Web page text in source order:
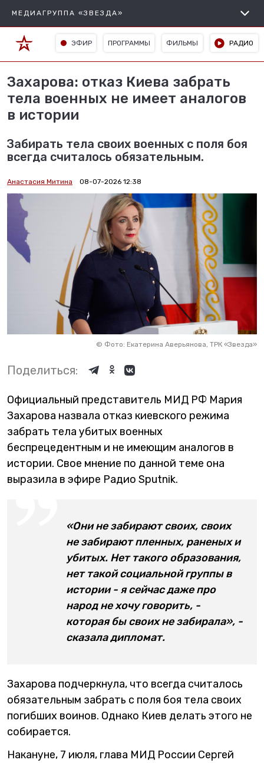
МЕДИАГРУППА «ЗВЕЗДА»
ЭФИР ПРОГРАММЫ ФИЛЬМЫ РАДИО
Захарова: отказ Киева забрать
тела военных не имеет аналогов
в истории
Забирать тела своих военных с поля боя
всегда считалось обязательным.
Анастасия Митина 08-07-2026 12:38
© Фото: Екатерина Аверьянова, ТРК «Звезда»
Поделиться:
Официальный представитель МИД РФ Мария
Захарова назвала отказ киевского режима
забрать тела убитых военных
беспрецедентным и не имеющим аналогов в
истории. Свое мнение по данной теме она
выразила в эфире Радио Sputnik.
«Они не забирают своих, своих
не забирают пленных, раненых и
убитых. Нет такого образования,
нет такой социальной группы в
истории - я сейчас даже про
народ не хочу говорить, -
которая бы своих не забирала», -
сказала дипломат.
Захарова подчеркнула, что всегда считалось
обязательным забрать с поля боя тела своих
погибших воинов. Однако Киев делать этого не
собирается.
Накануне, 7 июля, глава МИД России Сергей